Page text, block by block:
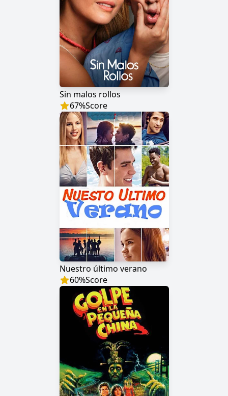
Sin malos rollos
67%Score
Nuestro último verano
60%Score